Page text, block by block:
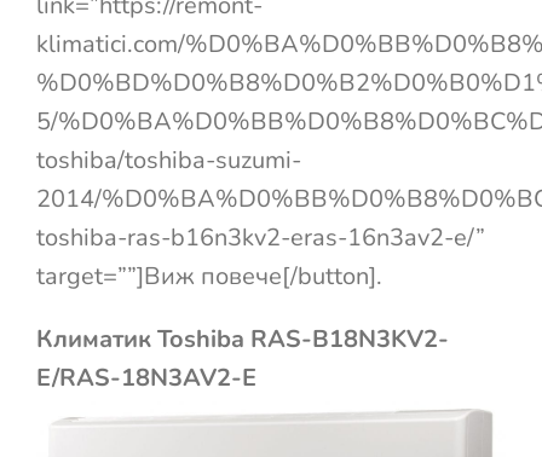
klimatici.com/
5/
toshiba/toshiba-suzumi-
2014/
toshiba-ras-b16n3kv2-eras-16n3av2-e/”
target=””]Виж повече[/button].
Климатик Toshiba RAS-B18N3KV2-
E/RAS-18N3AV2-E